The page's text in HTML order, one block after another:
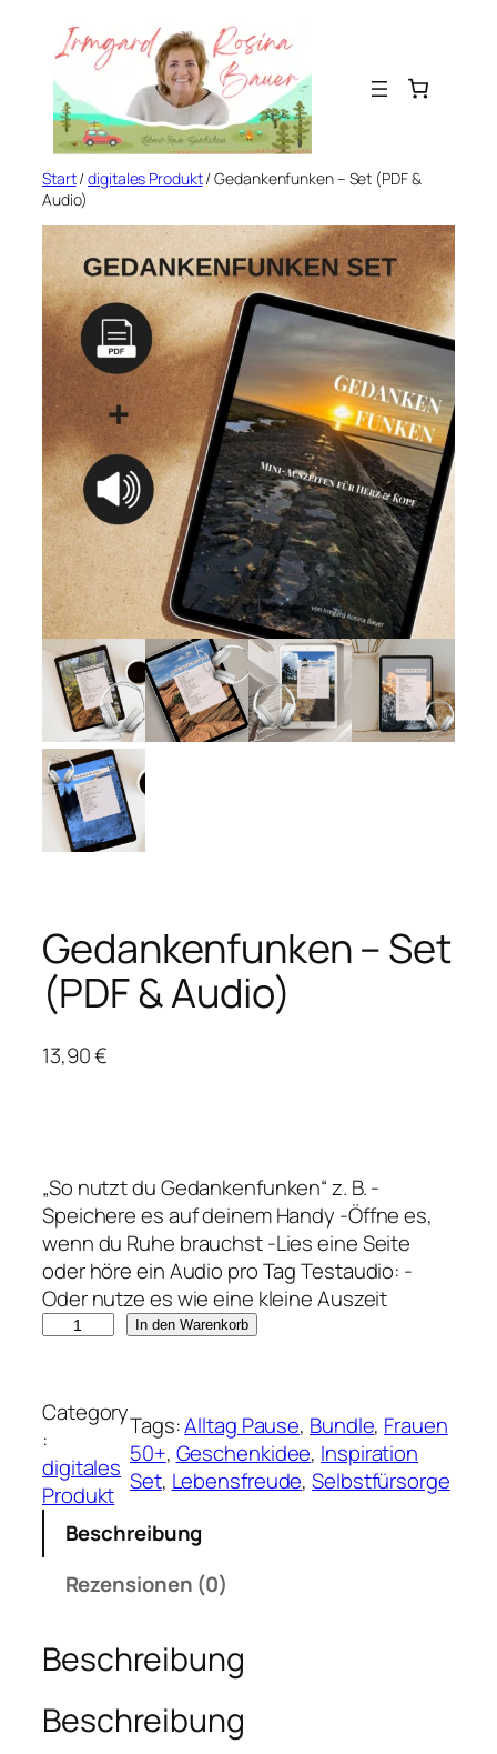
Inhalt
springen
Start/digitales Produkt/ Gedankenfunken – Set (PDF &
Audio)
Gedankenfunken – Set
(PDF & Audio)
13,90€
„So nutzt du Gedankenfunken“ z. B. -
Speichere es auf deinem Handy -Öffne es,
wenn du Ruhe brauchst -Lies eine Seite
oder höre ein Audio pro Tag Testaudio: -
Oder nutze es wie eine kleine Auszeit
a
n
k
e
e
–
In den Warenkorb
Category
:
digitales
Produkt
Tags:Alltag Pause, Bundle, Frauen
50+, Geschenkidee, Inspiration
Set, Lebensfreude, Selbstfürsorge
Beschreibung
Rezensionen (0)
Beschreibung
Beschreibung